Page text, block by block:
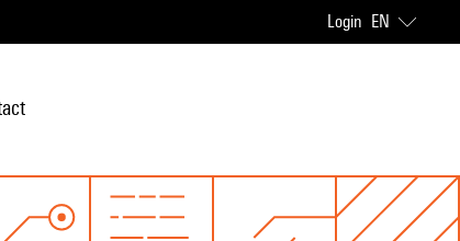
Login EN